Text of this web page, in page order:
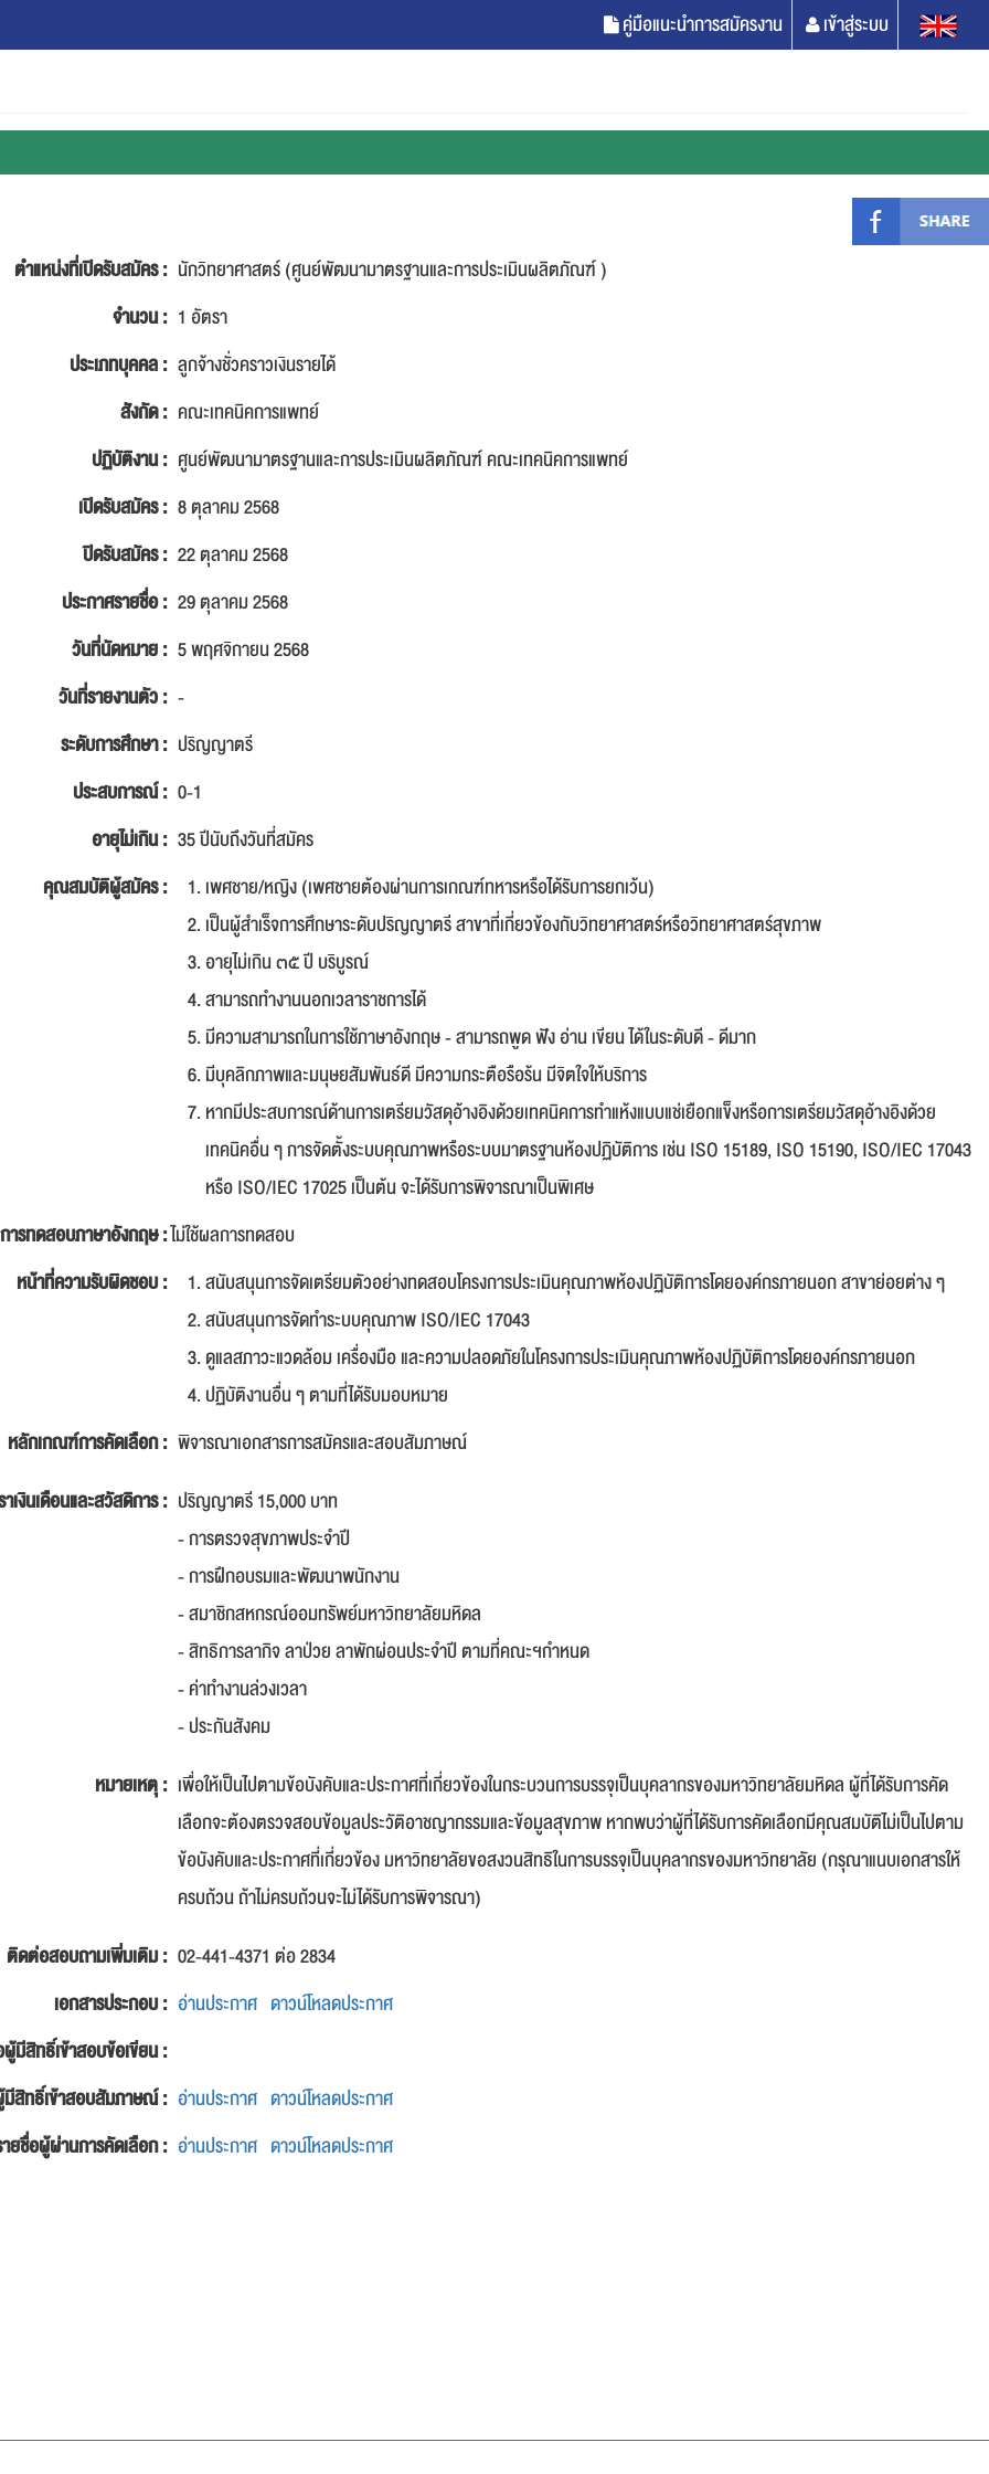
คู่มือแนะนำการสมัครงาน เข้าสู่ระบบ
ตำแหน่งที่เปิดรับสมัคร : นักวิทยาศาสตร์ (ศูนย์พัฒนามาตรฐานและการประเมินผลิตภัณฑ์ )
จำนวน : 1 อัตรา
ประเภทบุคคล : ลูกจ้างชั่วคราวเงินรายได้
สังกัด : คณะเทคนิคการแพทย์
ปฏิบัติงาน : ศูนย์พัฒนามาตรฐานและการประเมินผลิตภัณฑ์ คณะเทคนิคการแพทย์
เปิดรับสมัคร : 8 ตุลาคม 2568
ปิดรับสมัคร : 22 ตุลาคม 2568
ประกาศรายชื่อ : 29 ตุลาคม 2568
วันที่นัดหมาย : 5 พฤศจิกายน 2568
วันที่รายงานตัว : -
ระดับการศึกษา : ปริญญาตรี
ประสบการณ์ : 0-1
อายุไม่เกิน : 35 ปีนับถึงวันที่สมัคร
คุณสมบัติผู้สมัคร :
เพศชาย/หญิง (เพศชายต้องผ่านการเกณฑ์ทหารหรือได้รับการยกเว้น)
เป็นผู้สำเร็จการศึกษาระดับปริญญาตรี สาขาที่เกี่ยวข้องกับวิทยาศาสตร์หรือวิทยาศาสตร์สุขภาพ
อายุไม่เกิน ๓๕ ปี บริบูรณ์
สามารถทำงานนอกเวลาราชการได้
มีความสามารถในการใช้ภาษาอังกฤษ - สามารถพูด ฟัง อ่าน เขียน ได้ในระดับดี - ดีมาก
มีบุคลิกภาพและมนุษยสัมพันธ์ดี มีความกระตือรือร้น มีจิตใจให้บริการ
หากมีประสบการณ์ด้านการเตรียมวัสดุอ้างอิงด้วยเทคนิคการทำแห้งแบบแช่เยือกแข็งหรือการเตรียมวัสดุอ้างอิงด้วย
เทคนิคอื่น ๆ การจัดตั้งระบบคุณภาพหรือระบบมาตรฐานห้องปฏิบัติการ เช่น ISO 15189, ISO 15190, ISO/IEC 17043
หรือ ISO/IEC 17025 เป็นต้น จะได้รับการพิจารณาเป็นพิเศษ
การทดสอบภาษาอังกฤษ :ไม่ใช้ผลการทดสอบ
หน้าที่ความรับผิดชอบ :
สนับสนุนการจัดเตรียมตัวอย่างทดสอบโครงการประเมินคุณภาพห้องปฏิบัติการโดยองค์กรภายนอก สาขาย่อยต่าง ๆ
สนับสนุนการจัดทำระบบคุณภาพ ISO/IEC 17043
ดูแลสภาวะแวดล้อม เครื่องมือ และความปลอดภัยในโครงการประเมินคุณภาพห้องปฏิบัติการโดยองค์กรภายนอก
ปฏิบัติงานอื่น ๆ ตามที่ได้รับมอบหมาย
หลักเกณฑ์การคัดเลือก : พิจารณาเอกสารการสมัครและสอบสัมภาษณ์
เงินเดือนและสวัสดิการ : ปริญญาตรี 15,000 บาท
- การตรวจสุขภาพประจำปี
- การฝึกอบรมและพัฒนาพนักงาน
- สมาชิกสหกรณ์ออมทรัพย์มหาวิทยาลัยมหิดล
- สิทธิการลากิจ ลาป่วย ลาพักผ่อนประจำปี ตามที่คณะฯกำหนด
- ค่าทำงานล่วงเวลา
- ประกันสังคม
หมายเหตุ : เพื่อให้เป็นไปตามข้อบังคับและประกาศที่เกี่ยวข้องในกระบวนการบรรจุเป็นบุคลากรของมหาวิทยาลัยมหิดล ผู้ที่ได้รับการคัด
เลือกจะต้องตรวจสอบข้อมูลประวัติอาชญากรรมและข้อมูลสุขภาพ หากพบว่าผู้ที่ได้รับการคัดเลือกมีคุณสมบัติไม่เป็นไปตาม
ข้อบังคับและประกาศที่เกี่ยวข้อง มหาวิทยาลัยขอสงวนสิทธิในการบรรจุเป็นบุคลากรของมหาวิทยาลัย (กรุณาแนบเอกสารให้
ครบถ้วน ถ้าไม่ครบถ้วนจะไม่ได้รับการพิจารณา)
ติดต่อสอบถามเพิ่มเติม : 02-441-4371 ต่อ 2834
เอกสารประกอบ : อ่านประกาศ ดาวน์โหลดประกาศ
มีสิทธิ์เข้าสอบข้อเขียน :
สิทธิ์เข้าสอบสัมภาษณ์ : อ่านประกาศ ดาวน์โหลดประกาศ
ยชื่อผู้ผ่านการคัดเลือก : อ่านประกาศ ดาวน์โหลดประกาศ